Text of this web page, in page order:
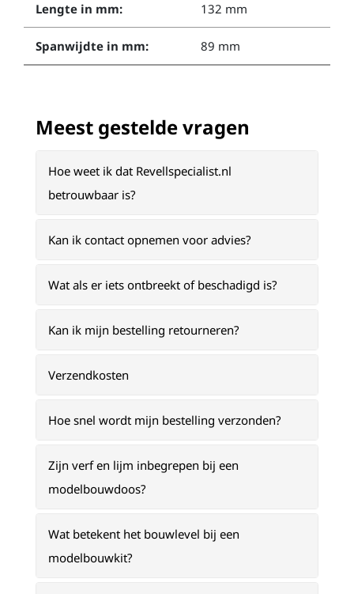
Lengte in mm: 132 mm
Spanwijdte in mm: 89 mm
Meest gestelde vragen
Hoe weet ik dat Revellspecialist.nl
betrouwbaar is?
Kan ik contact opnemen voor advies?
Wat als er iets ontbreekt of beschadigd is?
Kan ik mijn bestelling retourneren?
Verzendkosten
Hoe snel wordt mijn bestelling verzonden?
Zijn verf en lijm inbegrepen bij een
modelbouwdoos?
Wat betekent het bouwlevel bij een
modelbouwkit?